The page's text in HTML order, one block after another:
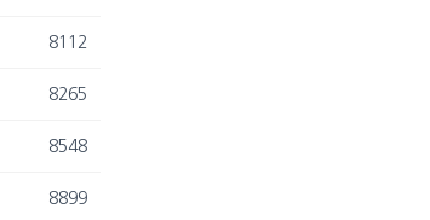
8112
8265
8548
8899